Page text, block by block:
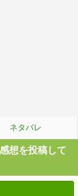
ネタバレ
想を投稿して